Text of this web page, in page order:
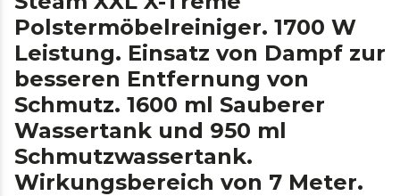
Polstermöbelreiniger. 1700 W
Leistung. Einsatz von Dampf zur
besseren Entfernung von
Schmutz. 1600 ml Sauberer
Wassertank und 950 ml
Schmutzwassertank.
Wirkungsbereich von 7 Meter.